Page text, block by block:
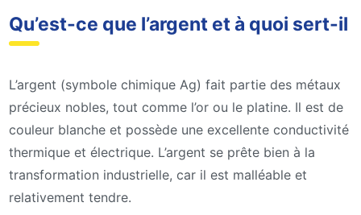
Qu’est-ce que l’argent et à quoi sert-il
L’argent (symbole chimique Ag) fait partie des métaux
précieux nobles, tout comme l’or ou le platine. Il est de
couleur blanche et possède une excellente conductivité
thermique et électrique. L’argent se prête bien à la
transformation industrielle, car il est malléable et
relativement tendre.